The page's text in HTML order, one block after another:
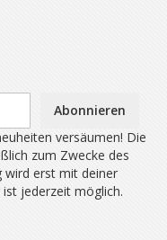
Abonnieren
versäumen! Die
zum Zwecke des
wird erst mit deiner
jederzeit möglich.